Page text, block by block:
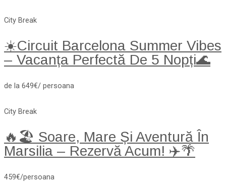
City Break
☀️Circuit Barcelona Summer Vibes
– Vacanța Perfectă De 5 Nopți🌊
de la 649€/ persoana
City Break
🔥🏖️ Soare, Mare Și Aventură În
Marsilia – Rezervă Acum! ✈️🌴
459€/persoana